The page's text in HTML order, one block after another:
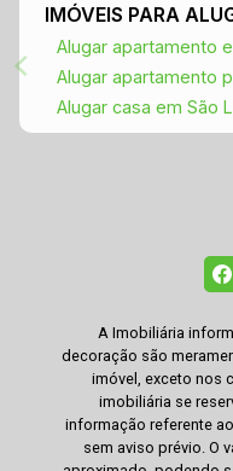
IMÓVEIS PARA
Alugar apartamento
Alugar apartamento
Alugar casa em São
A Imobiliária
decoração são
imóvel, exceto nos
imobiliária se
informação referente
sem aviso prévio. O